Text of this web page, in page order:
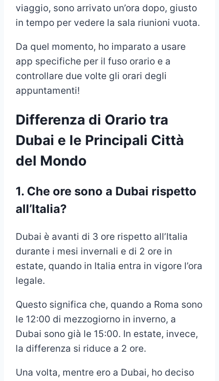
viaggio, sono arrivato un’ora dopo, giusto
in tempo per vedere la sala riunioni vuota.
Da quel momento, ho imparato a usare
app specifiche per il fuso orario e a
controllare due volte gli orari degli
appuntamenti!
Differenza di Orario tra
Dubai e le Principali Città
del Mondo
1. Che ore sono a Dubai rispetto
all’Italia?
Dubai è avanti di 3 ore rispetto all’Italia
durante i mesi invernali e di 2 ore in
estate, quando in Italia entra in vigore l’ora
legale.
Questo significa che, quando a Roma sono
le 12:00 di mezzogiorno in inverno, a
Dubai sono già le 15:00. In estate, invece,
la differenza si riduce a 2 ore.
Una volta, mentre ero a Dubai, ho deciso